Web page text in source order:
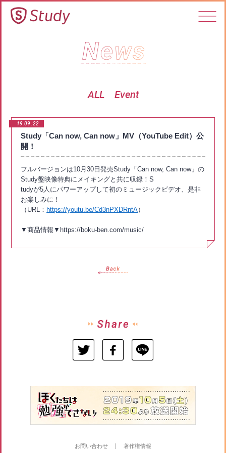
ALL Event
19.09 22
Study「Can now, Can now」MV（YouTube Edit）公
開！
フルバージョンは10月30日発売Study「Can now, Can now」の
Study盤映像特典にメイキングと共に収録！S
tudyが5人にパワーアップして初のミュージックビデオ、是非
お楽しみに！
（URL： https://youtu.be/Cd3nPXDRntA）
▼商品情報▼https://boku-ben.com/music/
お問い合わせ 著作権情報